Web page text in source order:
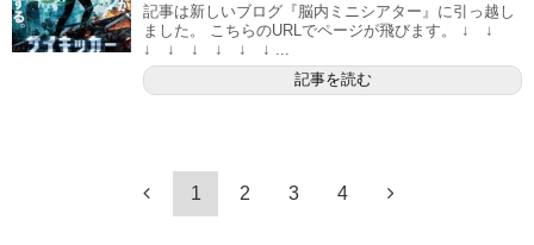
記事は新しいブログ『脳内ミニシアター』に引っ越し
ました。 こちらのURLでページが飛びます。 ↓ ↓
↓ ↓ ↓ ↓ ↓ ↓ ...
記事を読む
1 2 3 4